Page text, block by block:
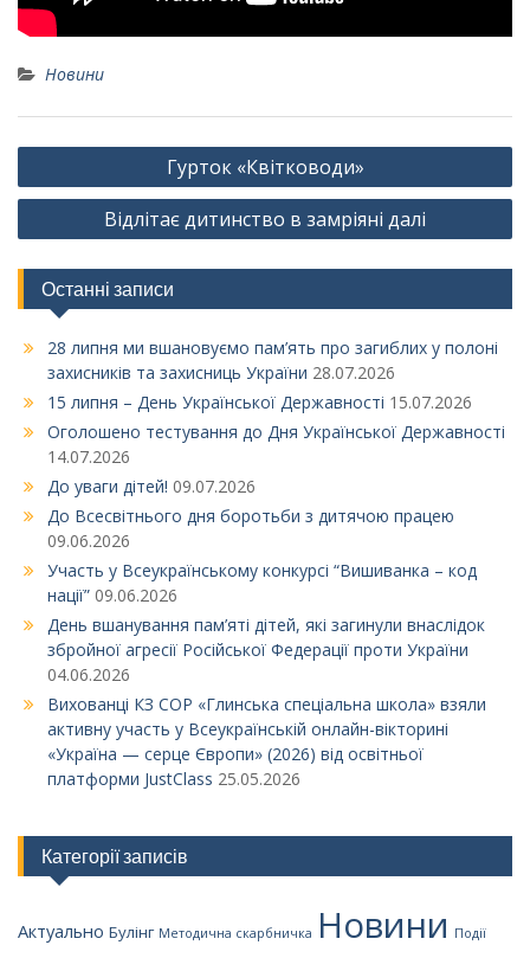
Новини
Навігація
записів
Гурток «Квітководи»
Відлітає дитинство в замріяні далі
Останні записи
28 липня ми вшановуємо пам’ять про загиблих у полоні
захисників та захисниць України 28.07.2026
15 липня – День Української Державності 15.07.2026
Оголошено тестування до Дня Української Державності
14.07.2026
До уваги дітей! 09.07.2026
До Всесвітнього дня боротьби з дитячою працею
09.06.2026
Участь у Всеукраїнському конкурсі “Вишиванка – код
нації” 09.06.2026
День вшанування пам’яті дітей, які загинули внаслідок
збройної агресії Російської Федерації проти України
04.06.2026
Вихованці КЗ СОР «Глинська спеціальна школа» взяли
активну участь у Всеукраїнській онлайн-вікторині
«Україна — серце Європи» (2026) від освітньої
платформи JustClass 25.05.2026
Категорії записів
Актуально Булінг Методична скарбничка Новини Події